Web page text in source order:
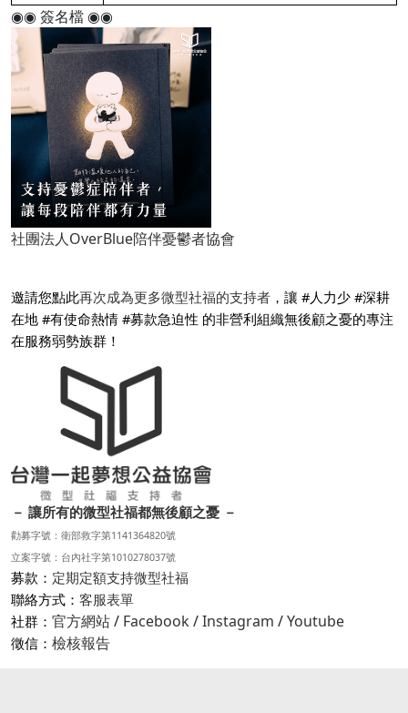
◉◉ 簽名檔 ◉◉
社團法人OverBlue陪伴憂鬱者協會
邀請您點此再次成為更多微型社福的支持者 ，讓 #人力少 #深耕
在地 #有使命熱情 #募款急迫性 的非營利組織無後顧之憂的專注
在服務弱勢族群！
－ 讓所有的微型社福都無後顧之憂 －
勸募字號：衛部救字第1141364820號
立案字號：台內社字第1010278037號
募款： 定期定額支持微型社福
聯絡方式： 客服表單
社群： 官方網站/ Facebook/Instagram /Youtube
徵信： 檢核報告